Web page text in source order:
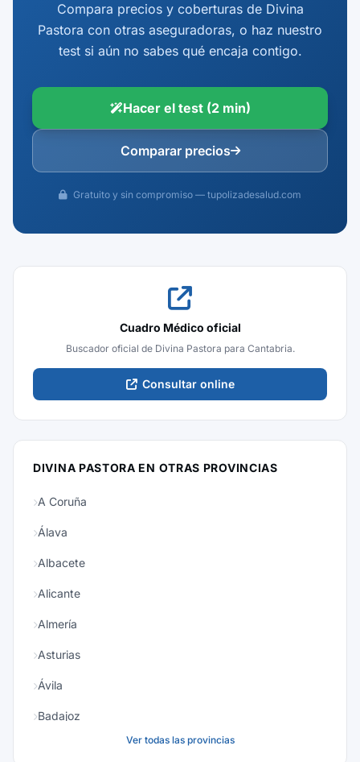
Compara precios y coberturas de Divina
Pastora con otras aseguradoras, o haz nuestro
test si aún no sabes qué encaja contigo.
Hacer el test (2 min)
Comparar precios
Gratuito y sin compromiso — tupolizadesalud.com
Cuadro Médico oficial
Buscador oficial de Divina Pastora para Cantabria.
Consultar online
DIVINA PASTORA EN OTRAS PROVINCIAS
A Coruña
Álava
Albacete
Alicante
Almería
Asturias
Ávila
Badajoz
Ver todas las provincias